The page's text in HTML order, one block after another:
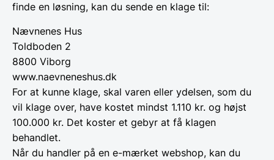
finde en løsning, kan du sende en klage til:
Nævnenes Hus
Toldboden 2
8800 Viborg
www.naevneneshus.dk
For at kunne klage, skal varen eller ydelsen, som du
vil klage over, have kostet mindst 1.110 kr. og højst
100.000 kr. Det koster et gebyr at få klagen
behandlet.
Når du handler på en e-mærket webshop, kan du